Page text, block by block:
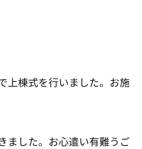
上棟式を行いました。お施
ました。お心遣い有難うご